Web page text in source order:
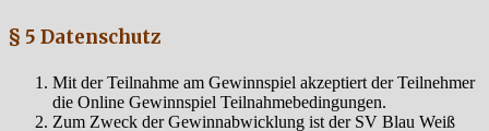
§ 5 Datenschutz
Mit der Teilnahme am Gewinnspiel akzeptiert der Teilnehmer
die Online Gewinnspiel Teilnahmebedingungen.
Zum Zweck der Gewinnabwicklung ist der SV Blau Weiß